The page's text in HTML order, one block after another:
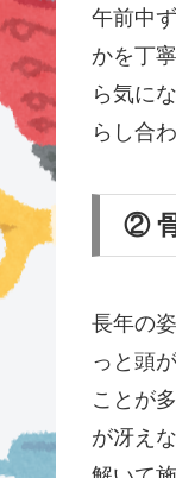
午前中
かを丁
ら気に
らし合
②
長年の
っと頭
ことが
が冴え